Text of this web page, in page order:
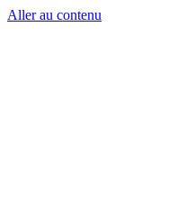
Aller au contenu